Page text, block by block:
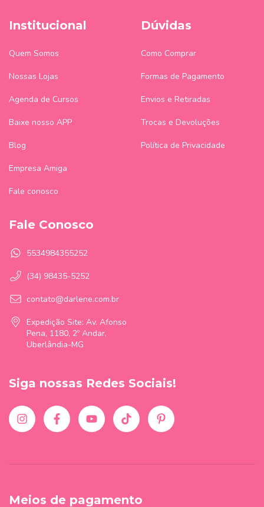
Institucional
Quem Somos
Nossas Lojas
Agenda de Cursos
Baixe nosso APP
Blog
Empresa Amiga
Fale conosco
Dúvidas
Como Comprar
Formas de Pagamento
Envios e Retiradas
Trocas e Devoluções
Política de Privacidade
Fale Conosco
5534984355252
(34) 98435-5252
contato@darlene.com.br
Expedição Site: Av. Afonso
Pena, 1180, 2º Andar,
Uberlândia-MG
Siga nossas Redes Sociais!
Meios de pagamento